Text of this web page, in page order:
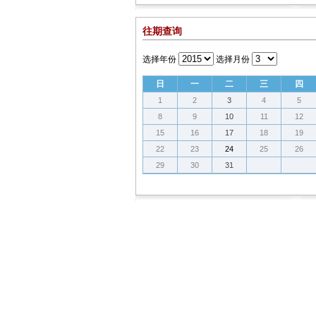
往期查询
选择年份 选择月份
日 一 二 三 四
1 2 3 4
5
8
9 10 11
12
15
16 17 18
19
22
23 24 25
26
29
30 31